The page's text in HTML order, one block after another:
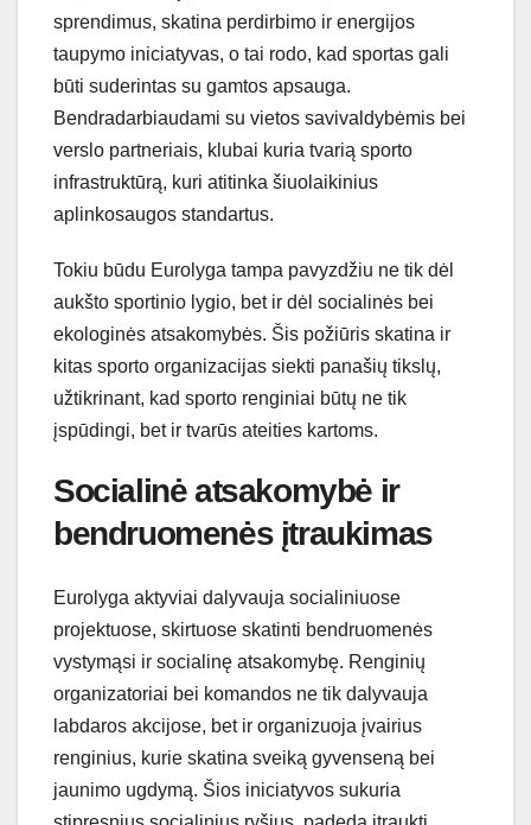
sprendimus, skatina perdirbimo ir energijos
taupymo iniciatyvas, o tai rodo, kad sportas gali
būti suderintas su gamtos apsauga.
Bendradarbiaudami su vietos savivaldybėmis bei
verslo partneriais, klubai kuria tvarią sporto
infrastruktūrą, kuri atitinka šiuolaikinius
aplinkosaugos standartus.
Tokiu būdu Eurolyga tampa pavyzdžiu ne tik dėl
aukšto sportinio lygio, bet ir dėl socialinės bei
ekologinės atsakomybės. Šis požiūris skatina ir
kitas sporto organizacijas siekti panašių tikslų,
užtikrinant, kad sporto renginiai būtų ne tik
įspūdingi, bet ir tvarūs ateities kartoms.
Socialinė atsakomybė ir
bendruomenės įtraukimas
Eurolyga aktyviai dalyvauja socialiniuose
projektuose, skirtuose skatinti bendruomenės
vystymąsi ir socialinę atsakomybę. Renginių
organizatoriai bei komandos ne tik dalyvauja
labdaros akcijose, bet ir organizuoja įvairius
renginius, kurie skatina sveiką gyvenseną bei
jaunimo ugdymą. Šios iniciatyvos sukuria